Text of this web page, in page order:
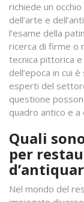
richiede un
dell’arte e
l’esame della
ricerca di firme o
tecnica pittorica
dell’epoca in cui
esperti del
questione
quadro antico e
Quali
per
Nel mondo del